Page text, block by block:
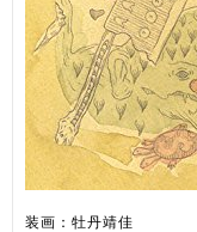
装画：牡丹靖佳